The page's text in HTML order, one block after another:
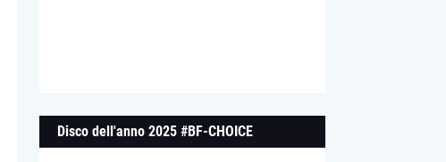
Disco dell'anno 2025 #BF-CHOICE